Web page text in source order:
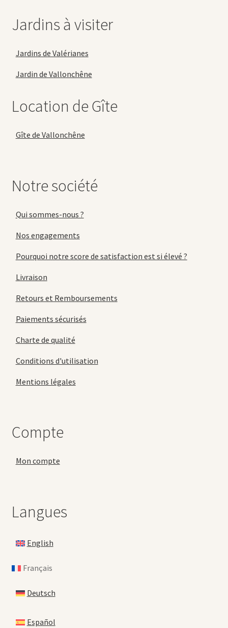
Jardins à visiter
Jardins de Valérianes
Jardin de Vallonchêne
Location de Gîte
Gîte de Vallonchêne
Notre société
Qui sommes-nous ?
Nos engagements
Pourquoi notre score de satisfaction est si élevé ?
Livraison
Retours et Remboursements
Paiements sécurisés
Charte de qualité
Conditions d'utilisation
Mentions légales
Compte
Mon compte
Langues
English
Français
Deutsch
Español